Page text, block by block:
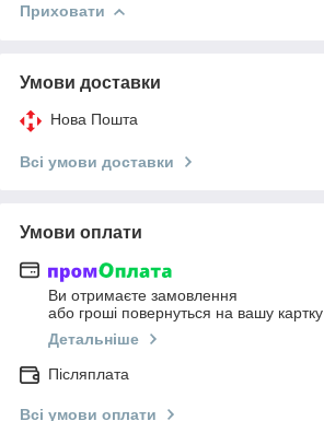
Приховати
Умови доставки
Нова Пошта
Всі умови доставки
Умови оплати
Ви отримаєте замовлення
або гроші повернуться на вашу картку
Детальніше
Післяплата
Всі умови оплати